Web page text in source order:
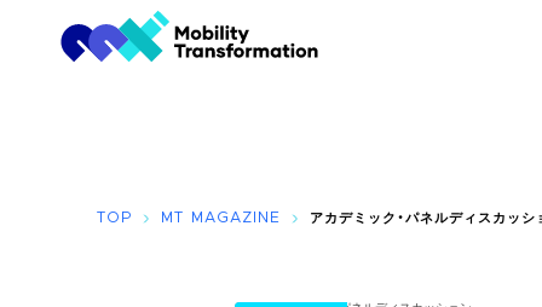
TOP MT MAGAZINE アカデミック・パネルディスカッシ